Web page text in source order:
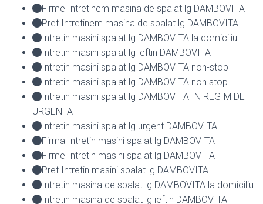
Firme Intretinem masina de spalat lg DAMBOVITA
Pret Intretinem masina de spalat lg DAMBOVITA
Intretin masini spalat lg DAMBOVITA la domiciliu
Intretin masini spalat lg ieftin DAMBOVITA
Intretin masini spalat lg DAMBOVITA non-stop
Intretin masini spalat lg DAMBOVITA non stop
Intretin masini spalat lg DAMBOVITA IN REGIM DE
URGENTA
Intretin masini spalat lg urgent DAMBOVITA
Firma Intretin masini spalat lg DAMBOVITA
Firme Intretin masini spalat lg DAMBOVITA
Pret Intretin masini spalat lg DAMBOVITA
Intretin masina de spalat lg DAMBOVITA la domiciliu
Intretin masina de spalat lg ieftin DAMBOVITA